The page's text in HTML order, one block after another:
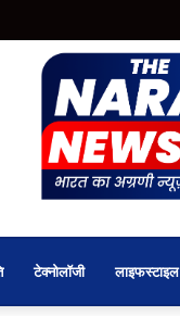
टेक्नोलॉजी लाइफस्टाइल